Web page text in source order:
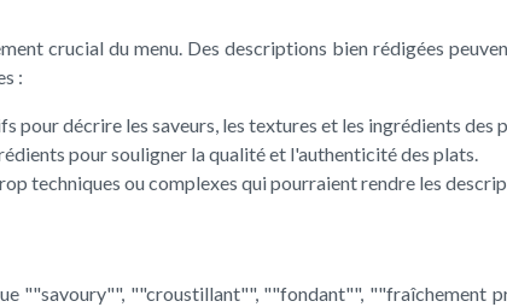
crucial du menu. Des descriptions bien rédigées
:
pour décrire les saveurs, les textures et les ingrédients des
pour souligner la qualité et l'authenticité des plats.
techniques ou complexes qui pourraient rendre les
""savoury"", ""croustillant"", ""fondant"", ""fraîchement